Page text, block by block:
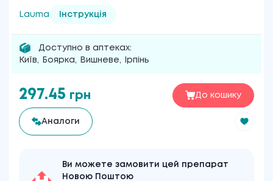
Lauma Інструкція
Доступно в аптеках:
Київ, Боярка, Вишневе, Ірпінь
297.45 грн До кошику
Аналоги
Ви можете замовити цей препарат
Новою Поштою